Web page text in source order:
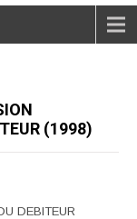
(1998)
DEBITEUR